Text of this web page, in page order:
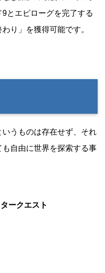
とエピローグを完了する
り」を獲得可能です。
うものは存在せず、それ
自由に世界を探索する事
ークエスト